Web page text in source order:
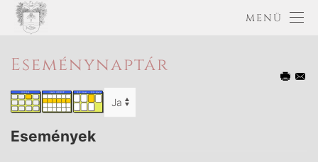
MENÜ
Eseménynaptár
Események